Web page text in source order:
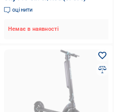
оцінити
Немає в наявності